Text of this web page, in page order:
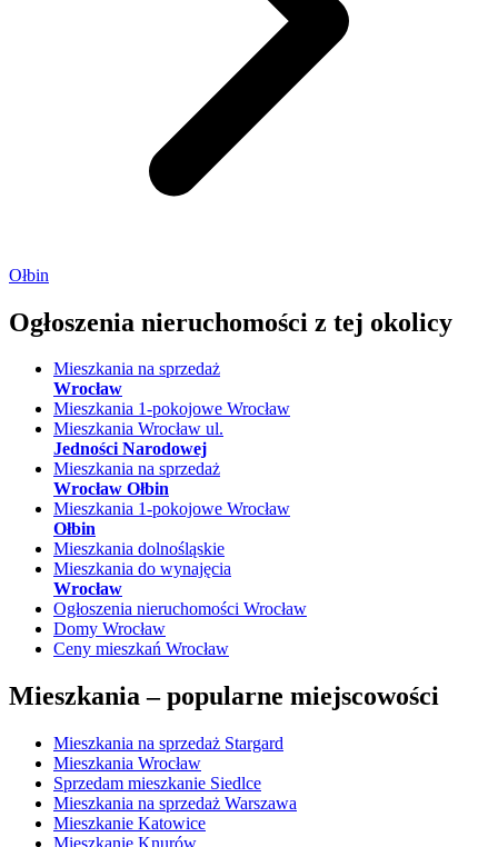
Ołbin
Ogłoszenia nieruchomości z tej okolicy
Mieszkania na sprzedaż
Wrocław
Mieszkania 1-pokojowe Wrocław
Mieszkania Wrocław ul.
Jedności Narodowej
Mieszkania na sprzedaż
Wrocław Ołbin
Mieszkania 1-pokojowe Wrocław
Ołbin
Mieszkania dolnośląskie
Mieszkania do wynajęcia
Wrocław
Ogłoszenia nieruchomości Wrocław
Domy Wrocław
Ceny mieszkań Wrocław
Mieszkania –popularne miejscowości
Mieszkania na sprzedaż Stargard
Mieszkania Wrocław
Sprzedam mieszkanie Siedlce
Mieszkania na sprzedaż Warszawa
Mieszkanie Katowice